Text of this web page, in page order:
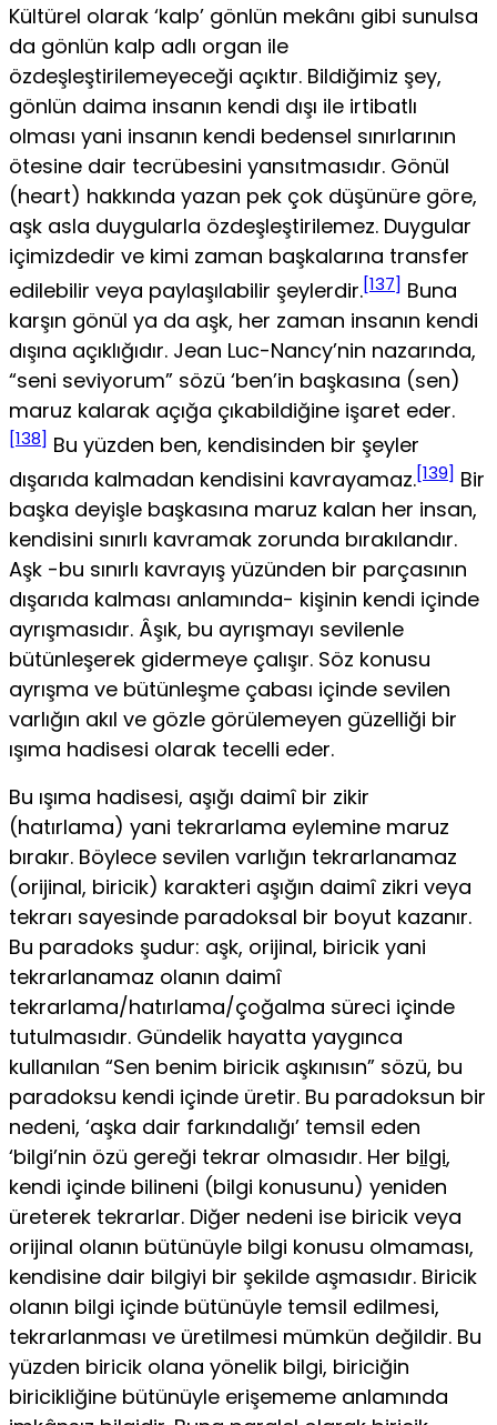
Kültürel olarak ‘kalp’ gönlün mekânı gibi sunulsa
da gönlün kalp adlı organ ile
özdeşleştirilemeyeceği açıktır. Bildiğimiz şey,
gönlün da­ima insanın kendi dışı ile irtibatlı
olması yani insanın kendi bedensel sınırlarının
ötesine dair tecrübesini yansıtmasıdır. Gönül
(heart) hak­kında yazan pek çok düşünüre göre,
aşk asla duygularla özdeşleştirile­mez. Duygular
içimizdedir ve kimi zaman başkalarına transfer
edilebilir veya paylaşılabilir şeylerdir.[137] Buna
karşın gönül ya da aşk, her zaman insanın kendi
dışına açıklığıdır. Jean Luc-Nancy’nin nazarında,
“seni se­viyorum” sözü ‘ben’in başkasına (sen)
maruz kalarak açığa çıkabildiğine işaret eder.
[138] Bu yüzden ben, kendisinden bir şeyler
dışarıda kalmadan kendisini kavrayamaz.[139] Bir
başka deyişle başkasına maruz kalan her in­san,
kendisini sınırlı kavramak zorunda bırakılandır.
Aşk -bu sınırlı kav­rayış yüzünden bir parçasının
dışarıda kalması anlamında- kişinin kendi içinde
ayrışmasıdır. Âşık, bu ayrışmayı sevilenle
bütünleşerek gidermeye çalışır. Söz konusu
ayrışma ve bütünleşme çabası içinde sevilen
varlığın akıl ve gözle görülemeyen güzelliği bir
ışıma hadisesi olarak tecelli eder.
Bu ışıma hadisesi, aşığı daimî bir zikir
(hatırlama) yani tekrarlama eylemine maruz
bırakır. Böylece sevilen varlığın tekrarlanamaz
(orijinal, biricik) karakteri aşığın daimî zikri veya
tekrarı sayesinde paradoksal bir boyut kazanır.
Bu paradoks şudur: aşk, orijinal, biricik yani
tekrarlana­maz olanın daimî
tekrarlama/hatırlama/çoğalma süreci içinde
tutulma­sıdır. Gündelik hayatta yaygınca
kullanılan “Sen benim biricik aşkınısın” sözü, bu
paradoksu kendi içinde üretir. Bu paradoksun bir
nedeni, ‘aşka dair farkındalığı’ temsil eden
‘bilgi’nin özü gereği tekrar olmasıdır. Her bilgi,
kendi içinde bilineni (bilgi konusunu) yeniden
üreterek tekrarlar. Diğer nedeni ise biricik veya
orijinal olanın bütünüyle bilgi konusu ol­maması,
kendisine dair bilgiyi bir şekilde aşmasıdır. Biricik
olanın bilgi içinde bütünüyle temsil edilmesi,
tekrarlanması ve üretilmesi mümkün değildir. Bu
yüzden biricik olana yönelik bilgi, biriciğin
biricikliğine bütünüyle erişememe anlamında